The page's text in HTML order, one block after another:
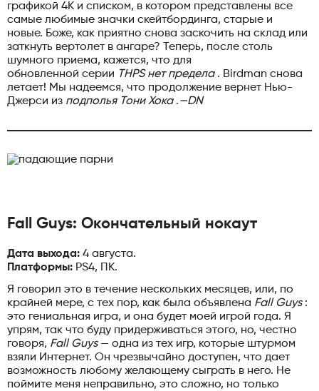
графикой 4K и списком, в котором представлены все
самые любимые значки скейтбординга, старые и
новые. Боже, как приятно снова заскочить на склад или
заткнуть вертолет в ангаре? Теперь, после столь
шумного приема, кажется, что для
обновленной серии THPS нет предела. Birdman снова
летает! Мы надеемся, что продолжение вернет Нью-
Джерси из подполья Тони Хока.—DN
Fall Guys: Окончательный нокаут
Дата выхода: 4 августа.
Платформы: PS4, ПК.
Я говорил это в течение нескольких месяцев, или, по
крайней мере, с тех пор, как была объявлена Fall Guys:
это гениальная игра, и она будет моей игрой года. Я
упрям, так что буду придерживаться этого, но, честно
говоря, Fall Guys— одна из тех игр, которые штурмом
взяли Интернет. Он чрезвычайно доступен, что дает
возможность любому желающему сыграть в него. Не
поймите меня неправильно, это сложно, но только